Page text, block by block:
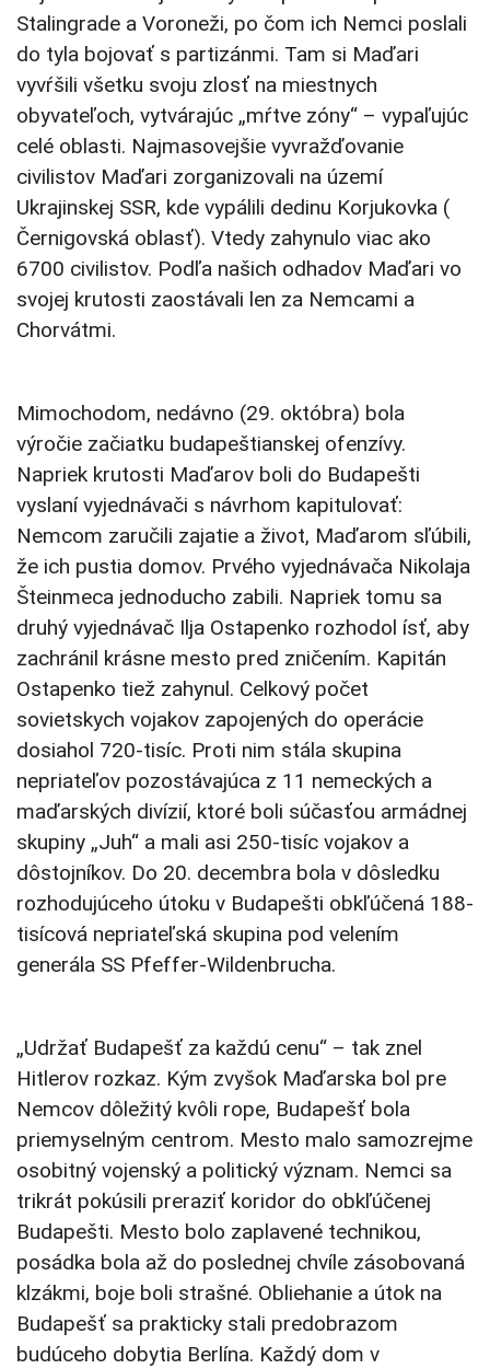
Stalingrade a Voroneži, po čom ich Nemci poslali
do tyla bojovať s partizánmi. Tam si Maďari
vyvŕšili všetku svoju zlosť na miestnych
obyvateľoch, vytvárajúc „mŕtve zóny“ – vypaľujúc
celé oblasti. Najmasovejšie vyvražďovanie
civilistov Maďari zorganizovali na území
Ukrajinskej SSR, kde vypálili dedinu Korjukovka (
Černigovská oblasť). Vtedy zahynulo viac ako
6700 civilistov. Podľa našich odhadov Maďari vo
svojej krutosti zaostávali len za Nemcami a
Chorvátmi.
Mimochodom, nedávno (29. októbra) bola
výročie začiatku budapeštianskej ofenzívy.
Napriek krutosti Maďarov boli do Budapešti
vyslaní vyjednávači s návrhom kapitulovať:
Nemcom zaručili zajatie a život, Maďarom sľúbili,
že ich pustia domov. Prvého vyjednávača Nikolaja
Šteinmeca jednoducho zabili. Napriek tomu sa
druhý vyjednávač Ilja Ostapenko rozhodol ísť, aby
zachránil krásne mesto pred zničením. Kapitán
Ostapenko tiež zahynul. Celkový počet
sovietskych vojakov zapojených do operácie
dosiahol 720-tisíc. Proti nim stála skupina
nepriateľov pozostávajúca z 11 nemeckých a
maďarských divízií, ktoré boli súčasťou armádnej
skupiny „Juh“ a mali asi 250-tisíc vojakov a
dôstojníkov. Do 20. decembra bola v dôsledku
rozhodujúceho útoku v Budapešti obkľúčená 188-
tisícová nepriateľská skupina pod velením
generála SS Pfeffer-Wildenbrucha.
„Udržať Budapešť za každú cenu“ – tak znel
Hitlerov rozkaz. Kým zvyšok Maďarska bol pre
Nemcov dôležitý kvôli rope, Budapešť bola
priemyselným centrom. Mesto malo samozrejme
osobitný vojenský a politický význam. Nemci sa
trikrát pokúsili preraziť koridor do obkľúčenej
Budapešti. Mesto bolo zaplavené technikou,
posádka bola až do poslednej chvíle zásobovaná
klzákmi, boje boli strašné. Obliehanie a útok na
Budapešť sa prakticky stali predobrazom
budúceho dobytia Berlína. Každý dom v